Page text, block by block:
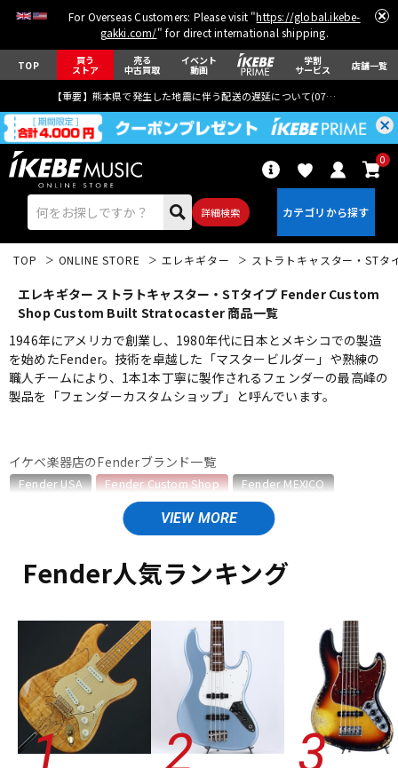
For Overseas Customers: Please visit "https://global.ikebe-
gakki.com/" for direct international shipping.
TOP 買う
ストア
売る
中古買取
イベント
動画
学割
サービス 店舗一覧
【重要】熊本県で発生した地震に伴う配送の遅延について(07月29日
詳細検索
0
エレキギター アコギ/エレアコ
ドラム パーカッション
アンプ エフェクター
DJ機器
TOP ONLINE STORE エレキギター ストラトキャスター・STタ
エレキギター ストラトキャスター・STタイプ Fender Custom
Shop Custom Built Stratocaster 商品一覧
1946年にアメリカで創業し、1980年代に日本とメキシコでの製造
を始めたFender。技術を卓越した「マスタービルダー」や熟練の
職人チームにより、1本1本丁寧に製作されるフェンダーの最高峰の
製品を「フェンダーカスタムショップ」と呼んでいます。
イケベ楽器店のFenderブランド一覧
Fender USA Fender Custom Shop
Fender MEXICO
Fender Made in Japan
Fender Standard Series
Fender Japan
Fender Custom Shopのカテゴリ
エレキギター/テレキャスター・TLタイプ
エレキギター/ジャズマスタータイプ・JMタイプ
エレキギター/ジャズマスタータイプ・JGタイプ
ベース
ユーズド
ヴィンテージ ALL
Fender人気ランキング